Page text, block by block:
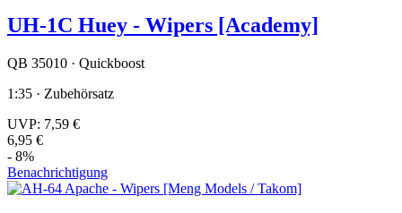
UH-1C Huey - Wipers [Academy]
QB 35010 · Quickboost
1:35 · Zubehörsatz
UVP: 7,59 €
6,95 €
- 8%
Benachrichtigung